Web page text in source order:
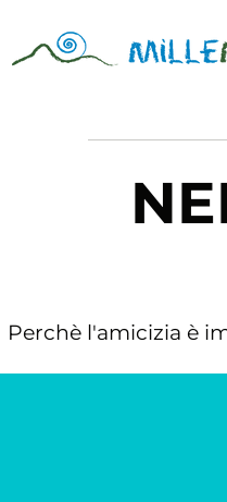
Perchè l'amicizia è